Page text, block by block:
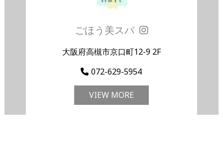
ごほう美スパ
大阪府高槻市京口町12-9 2F
072-629-5954
VIEW MORE